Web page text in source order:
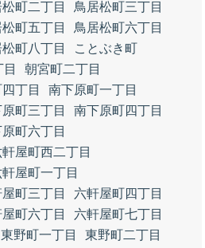
町二丁目
鳥居松町三丁目
町五丁目
鳥居松町六丁目
町八丁目
ことぶき町
朝宮町二丁目
丁目
南下原町一丁目
町三丁目
南下原町四丁目
町六丁目
軒屋町西二丁目
軒屋町一丁目
町三丁目
六軒屋町四丁目
町六丁目
六軒屋町七丁目
東野町一丁目
東野町二丁目